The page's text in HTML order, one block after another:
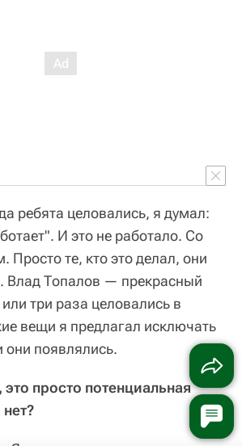
ребята целовались, я думал:
И это не работало. Со
Просто те, кто это делал, они
Влад Топалов — прекрасный
три раза целовались в
вещи я предлагал исключать
они появлялись.
просто потенциальная